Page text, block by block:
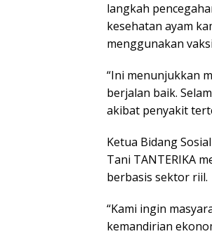
langkah
kesehatan ayam
menggunakan
“Ini menunjukkan
berjalan baik.
akibat penyakit
Ketua Bidang
Tani TANTERIKA
berbasis sektor riil.
“Kami ingin
kemandirian